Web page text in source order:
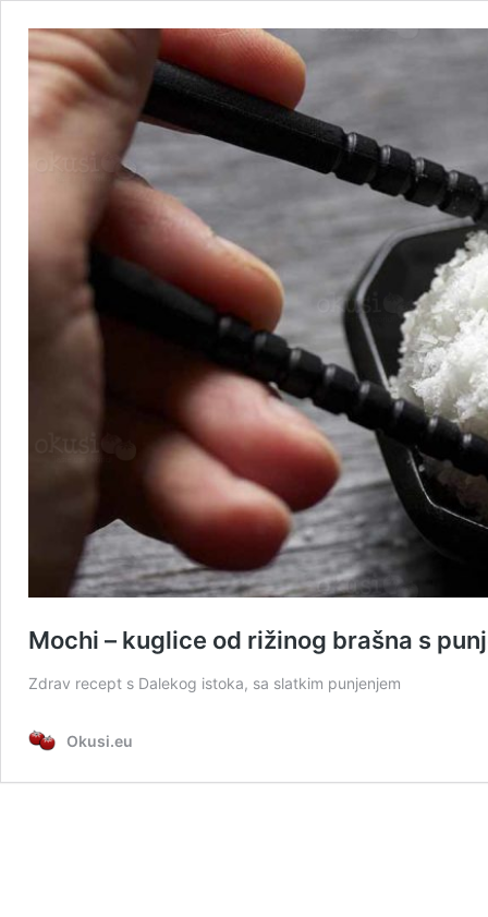
Mochi – kuglice od rižinog brašna s
Zdrav recept s Dalekog istoka, sa slatkim punjenjem
Okusi.eu